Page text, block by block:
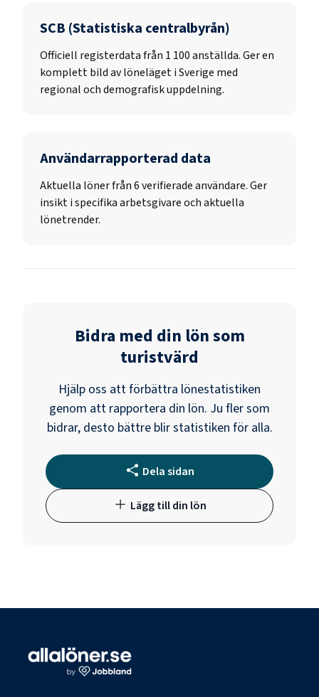
SCB (Statistiska centralbyrån)
Officiell registerdata från 1 100anställda. Ger en
komplett bild av löneläget i Sverige med
regional och demografisk uppdelning.
Användarrapporterad data
Aktuella löner från 6 verifierade användare. Ger
insikt i specifika arbetsgivare och aktuella
lönetrender.
Bidra med din lön som
turistvärd
Hjälp oss att förbättra lönestatistiken
genom att rapportera din lön. Ju fler som
bidrar, desto bättre blir statistiken för alla.
Dela sidan
Lägg till din lön